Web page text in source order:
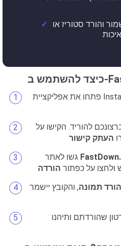
והורד סטוריז או
פתחו את אפליקציית Instagram בטלפון שלכם או את אתר
להוריד. הקישו על
העתק קישור
ולחצו על כפתור הורדה
הורד תמונה, והקובץ יישמר